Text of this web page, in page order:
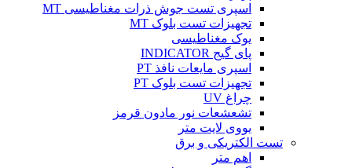
اسپری تست جوش ذرات مغناطیسی MT
تجهیزات تست بلوک MT
یوک مغناطیسی
پای گیج INDICATOR
اسپری مایعات نافذ PT
تجهیزات تست بلوک PT
چراغ UV
تشعشعات نور مادون قرمز
یووی لایت متر
تست الکتریکی و برق
اهم متر